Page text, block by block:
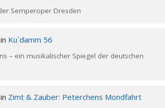
Semperoper Dresden
in Ku´damm 56
– ein musikalischer Spiegel der deutschen
in Zimt & Zauber: Peterchens Mondfahrt